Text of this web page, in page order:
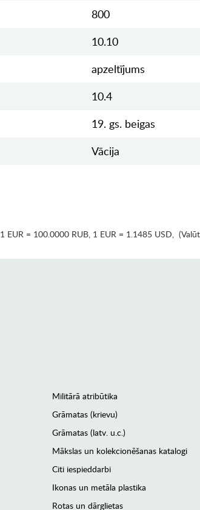
800
10.10
apzeltījums
10.4
19. gs. beigas
Vācija
1 EUR = 100.0000 RUB, 1 EUR = 1.1485 USD,
Militārā atribūtika
Grāmatas (krievu)
Grāmatas (latv. u.c.)
Mākslas un kolekcionēšanas katalogi
Citi iespieddarbi
Ikonas un metāla plastika
Rotas un dārglietas